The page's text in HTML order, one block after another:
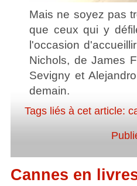
Mais ne soyez pas
que ceux qui y
l'occasion
Nichols, de James
Sevigny et
demain.
Tags liés à cet article:
Cannes en